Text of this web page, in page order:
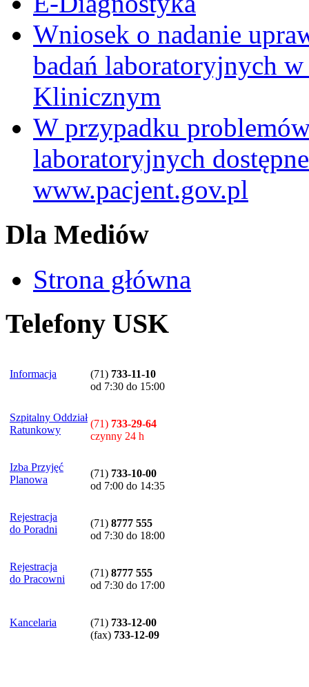
Wniosek o nadanie
badań laboratoryjnych
Klinicznym
W przypadku
laboratoryjnych
www.pacjent.gov.pl
Dla Mediów
Strona główna
Telefony USK
Informacja (71) 733-11-10
od 7:30 do 15:00
Szpitalny Oddział
Ratunkowy
(71) 733-29-64
czynny 24 h
Izba Przyjęć
Planowa
(71) 733-10-00
od 7:00 do 14:35
Rejestracja
do Poradni
(71) 8777 555
od 7:30 do 18:00
Rejestracja
do Pracowni
(71) 8777 555
od 7:30 do 17:00
Kancelaria (71) 733-12-00
(fax) 733-12-09